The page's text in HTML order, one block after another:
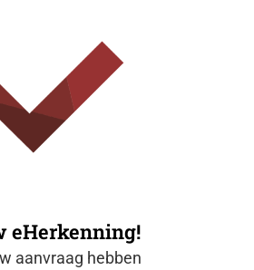
eHerkenning!
aanvraag hebben